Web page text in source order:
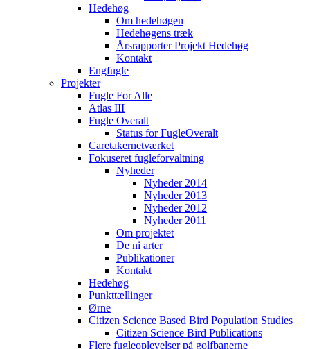
Hedehøg
Om hedehøgen
Hedehøgens træk
Årsrapporter Projekt Hedehøg
Kontakt
Engfugle
Projekter
Fugle For Alle
Atlas III
Fugle Overalt
Status for FugleOveralt
Caretakernetværket
Fokuseret fugleforvaltning
Nyheder
Nyheder 2014
Nyheder 2013
Nyheder 2012
Nyheder 2011
Om projektet
De ni arter
Publikationer
Kontakt
Hedehøg
Punkttællinger
Ørne
Citizen Science Based Bird Population Studies
Citizen Science Bird Publications
Flere fugleoplevelser på golfbanerne